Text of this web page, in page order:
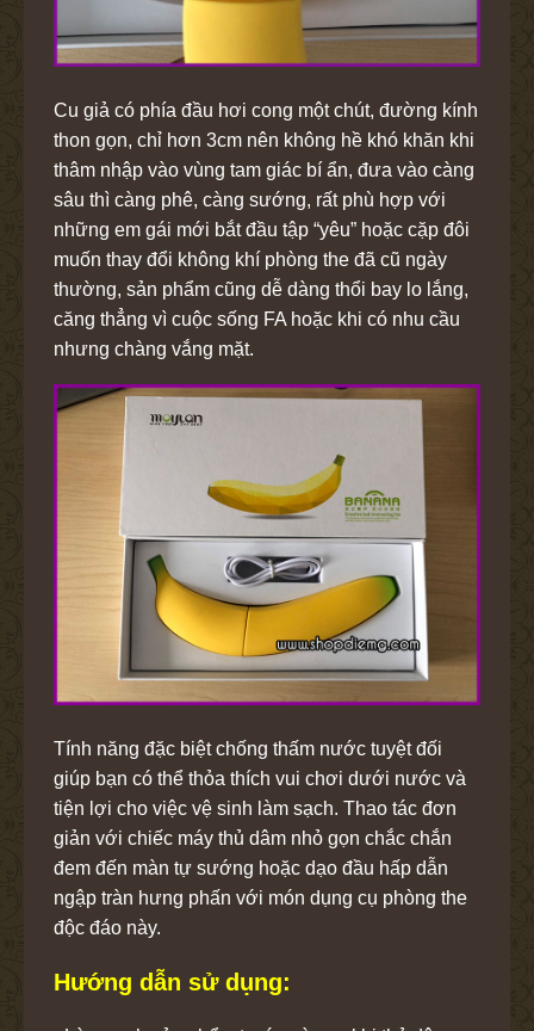
Cu giả có phía đầu hơi cong một chút, đường kính
thon gọn, chỉ hơn 3cm nên không hề khó khăn khi
thâm nhập vào vùng tam giác bí ẩn, đưa vào càng
sâu thì càng phê, càng sướng, rất phù hợp với
những em gái mới bắt đầu tập “yêu” hoặc cặp đôi
muốn thay đổi không khí phòng the đã cũ ngày
thường, sản phẩm cũng dễ dàng thổi bay lo lắng,
căng thẳng vì cuộc sống FA hoặc khi có nhu cầu
nhưng chàng vắng mặt.
Tính năng đặc biệt chống thấm nước tuyệt đối
giúp bạn có thể thỏa thích vui chơi dưới nước và
tiện lợi cho việc vệ sinh làm sạch. Thao tác đơn
giản với chiếc máy thủ dâm nhỏ gọn chắc chắn
đem đến màn tự sướng hoặc dạo đầu hấp dẫn
ngập tràn hưng phấn với món dụng cụ phòng the
độc đáo này.
Hướng dẫn sử dụng: